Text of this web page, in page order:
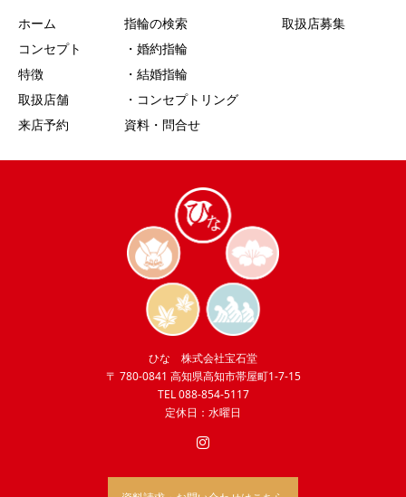
ホーム
コンセプト
特徴
取扱店舗
来店予約
指輪の検索
・婚約指輪
・結婚指輪
・コンセプトリング
資料・問合せ
取扱店募集
ひな 株式会社宝石堂
〒 780-0841 高知県高知市帯屋町1-7-15
TEL 088-854-5117
定休日：水曜日